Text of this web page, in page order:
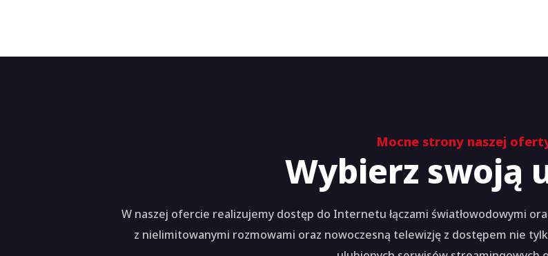
Mocne strony naszej
Wybierz swoją
W naszej ofercie realizujemy dostęp do Internetu łączami światłowodowymi
z nielimitowanymi rozmowami oraz nowoczesną telewizję z dostępem nie